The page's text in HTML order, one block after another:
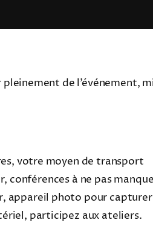
de l’événement,
votre moyen de transport
conférences à ne pas
appareil photo pour capturer
participez aux ateliers.